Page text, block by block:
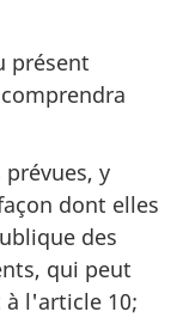
présent
y
dont elles
des
qui peut
l'article 10;